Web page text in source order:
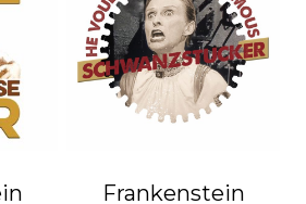
Frankenstein